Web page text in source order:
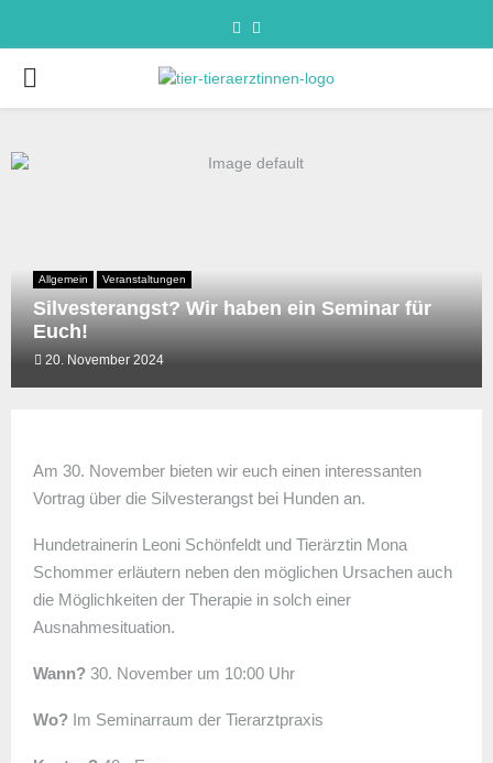
Allgemein Veranstaltungen
Silvesterangst? Wir haben ein Seminar für
Euch!
20. November 2024
Am 30. November bieten wir euch einen interessanten
Vortrag über die Silvesterangst bei Hunden an.
Hundetrainerin Leoni Schönfeldt und Tierärztin Mona
Schommer erläutern neben den möglichen Ursachen auch
die Möglichkeiten der Therapie in solch einer
Ausnahmesituation.
Wann? 30. November um 10:00 Uhr
Wo? Im Seminarraum der Tierarztpraxis